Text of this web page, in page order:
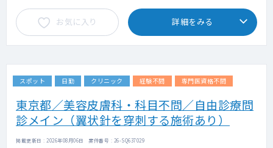
お気に入り 詳細をみる
スポット 日勤 クリニック 経験不問 専門医資格不問
東京都／美容皮膚科・科目不問／自由診療問
診メイン（翼状針を穿刺する施術あり）
掲載更新日 : 2026年08月06日 案件番号 : 26-SQ637029